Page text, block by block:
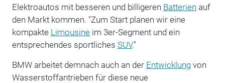
Elektroautos mit besseren und billigeren Batterien auf
den Markt kommen. "Zum Start planen wir eine
kompakte Limousineim 3er-Segment und ein
entsprechendes sportliches SUV."
BMW arbeitet demnach auch an der Entwicklungvon
Wasserstoffantrieben für diese neue